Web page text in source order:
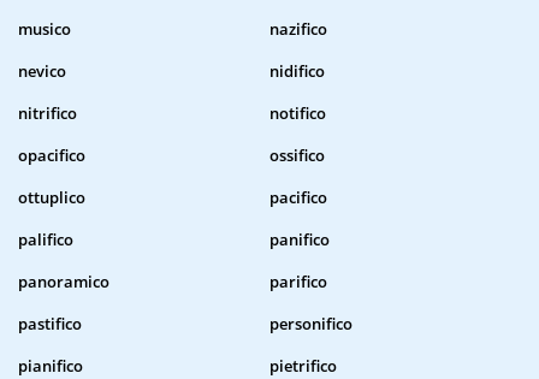
musico
nazifico
nevico
nidifico
nitrifico
notifico
opacifico
ossifico
ottuplico
pacifico
palifico
panifico
panoramico
parifico
pastifico
personifico
pianifico
pietrifico